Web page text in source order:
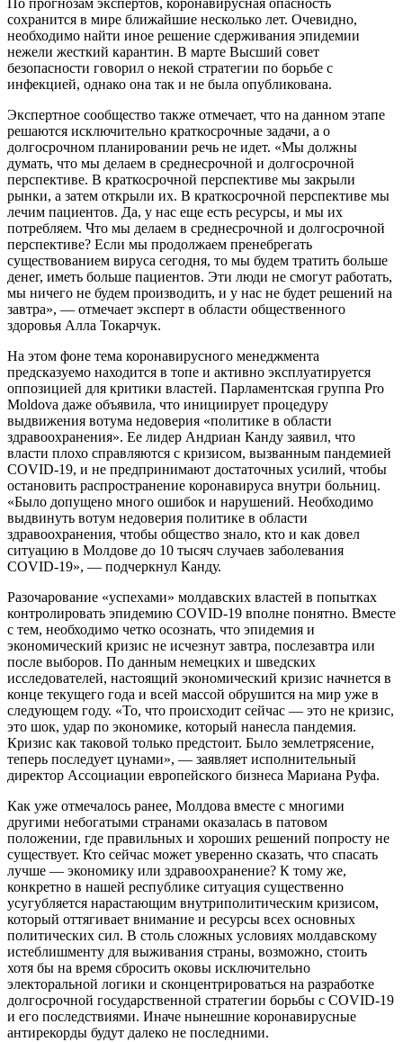
По прогнозам экспертов, коронавирусная опасность
сохранится в мире ближайшие несколько лет. Очевидно,
необходимо найти иное решение сдерживания эпидемии
нежели жесткий карантин. В марте Высший совет
безопасности говорил о некой стратегии по борьбе с
инфекцией, однако она так и не была опубликована.
Экспертное сообщество также отмечает, что на данном этапе
решаются исключительно краткосрочные задачи, а о
долгосрочном планировании речь не идет. «Мы должны
думать, что мы делаем в среднесрочной и долгосрочной
перспективе. В краткосрочной перспективе мы закрыли
рынки, а затем открыли их. В краткосрочной перспективе мы
лечим пациентов. Да, у нас еще есть ресурсы, и мы их
потребляем. Что мы делаем в среднесрочной и долгосрочной
перспективе? Если мы продолжаем пренебрегать
существованием вируса сегодня, то мы будем тратить больше
денег, иметь больше пациентов. Эти люди не смогут работать,
мы ничего не будем производить, и у нас не будет решений на
завтра», — отмечает эксперт в области общественного
здоровья Алла Токарчук.
На этом фоне тема коронавирусного менеджмента
предсказуемо находится в топе и активно эксплуатируется
оппозицией для критики властей. Парламентская группа Pro
Moldova даже объявила, что инициирует процедуру
выдвижения вотума недоверия «политике в области
здравоохранения». Ее лидер Андриан Канду заявил, что
власти плохо справляются с кризисом, вызванным пандемией
COVID-19, и не предпринимают достаточных усилий, чтобы
остановить распространение коронавируса внутри больниц.
«Было допущено много ошибок и нарушений. Необходимо
выдвинуть вотум недоверия политике в области
здравоохранения, чтобы общество знало, кто и как довел
ситуацию в Молдове до 10 тысяч случаев заболевания
COVID-19», — подчеркнул Канду.
Разочарование «успехами» молдавских властей в попытках
контролировать эпидемию COVID-19 вполне понятно. Вместе
с тем, необходимо четко осознать, что эпидемия и
экономический кризис не исчезнут завтра, послезавтра или
после выборов. По данным немецких и шведских
исследователей, настоящий экономический кризис начнется в
конце текущего года и всей массой обрушится на мир уже в
следующем году. «То, что происходит сейчас — это не кризис,
это шок, удар по экономике, который нанесла пандемия.
Кризис как таковой только предстоит. Было землетрясение,
теперь последует цунами», — заявляет исполнительный
директор Ассоциации европейского бизнеса Мариана Руфа.
Как уже отмечалось ранее, Молдова вместе с многими
другими небогатыми странами оказалась в патовом
положении, где правильных и хороших решений попросту не
существует. Кто сейчас может уверенно сказать, что спасать
лучше — экономику или здравоохранение? К тому же,
конкретно в нашей республике ситуация существенно
усугубляется нарастающим внутриполитическим кризисом,
который оттягивает внимание и ресурсы всех основных
политических сил. В столь сложных условиях молдавскому
истеблишменту для выживания страны, возможно, стоить
хотя бы на время сбросить оковы исключительно
электоральной логики и сконцентрироваться на разработке
долгосрочной государственной стратегии борьбы с COVID-19
и его последствиями. Иначе нынешние коронавирусные
антирекорды будут далеко не последними.